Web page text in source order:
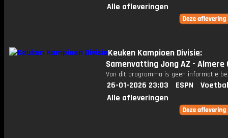
Alle afleveringen
Keuken Kampioen Divisie:
Samenvatting Jong AZ - Almere
Van dit programma is geen informatie
26-01-2026 23:03 ESPN
Alle afleveringen